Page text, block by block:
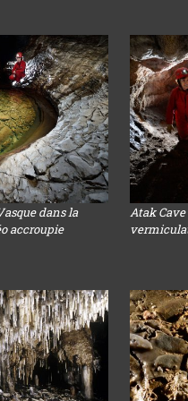
dans la
accroupie
Atak